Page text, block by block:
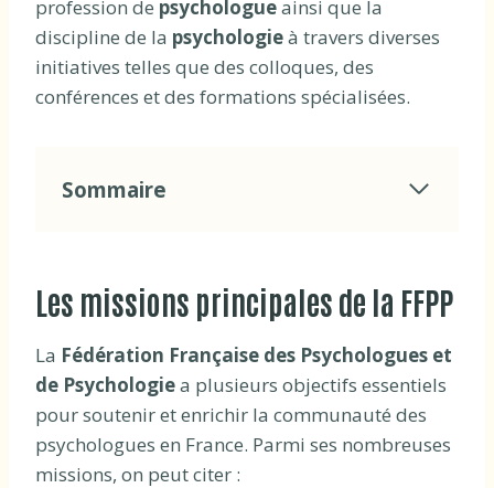
profession de psychologueainsi que la
discipline de la psychologieà travers diverses
initiatives telles que des colloques, des
conférences et des formations spécialisées.
Sommaire
Les missions principales de la FFPP
La Fédération Française des Psychologues et
de Psychologiea plusieurs objectifs essentiels
pour soutenir et enrichir la communauté des
psychologues en France. Parmi ses nombreuses
missions, on peut citer :